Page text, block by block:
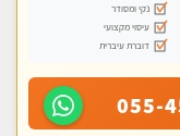
נקי ומסודר
עיסוי מקצועי
דוברת עיברית
055-